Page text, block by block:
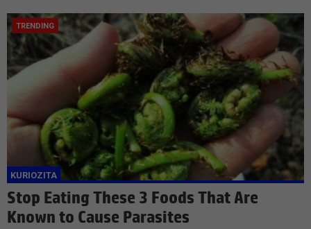
Stop Eating These 3 Foods That Are
Known to Cause Parasites